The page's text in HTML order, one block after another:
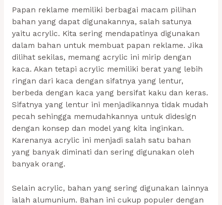
Papan reklame memiliki berbagai macam pilihan
bahan yang dapat digunakannya, salah satunya
yaitu acrylic. Kita sering mendapatinya digunakan
dalam bahan untuk membuat papan reklame. Jika
dilihat sekilas, memang acrylic ini mirip dengan
kaca. Akan tetapi acrylic memiliki berat yang lebih
ringan dari kaca dengan sifatnya yang lentur,
berbeda dengan kaca yang bersifat kaku dan keras.
Sifatnya yang lentur ini menjadikannya tidak mudah
pecah sehingga memudahkannya untuk didesign
dengan konsep dan model yang kita inginkan.
Karenanya acrylic ini menjadi salah satu bahan
yang banyak diminati dan sering digunakan oleh
banyak orang.
Selain acrylic, bahan yang sering digunakan lainnya
ialah alumunium. Bahan ini cukup populer dengan